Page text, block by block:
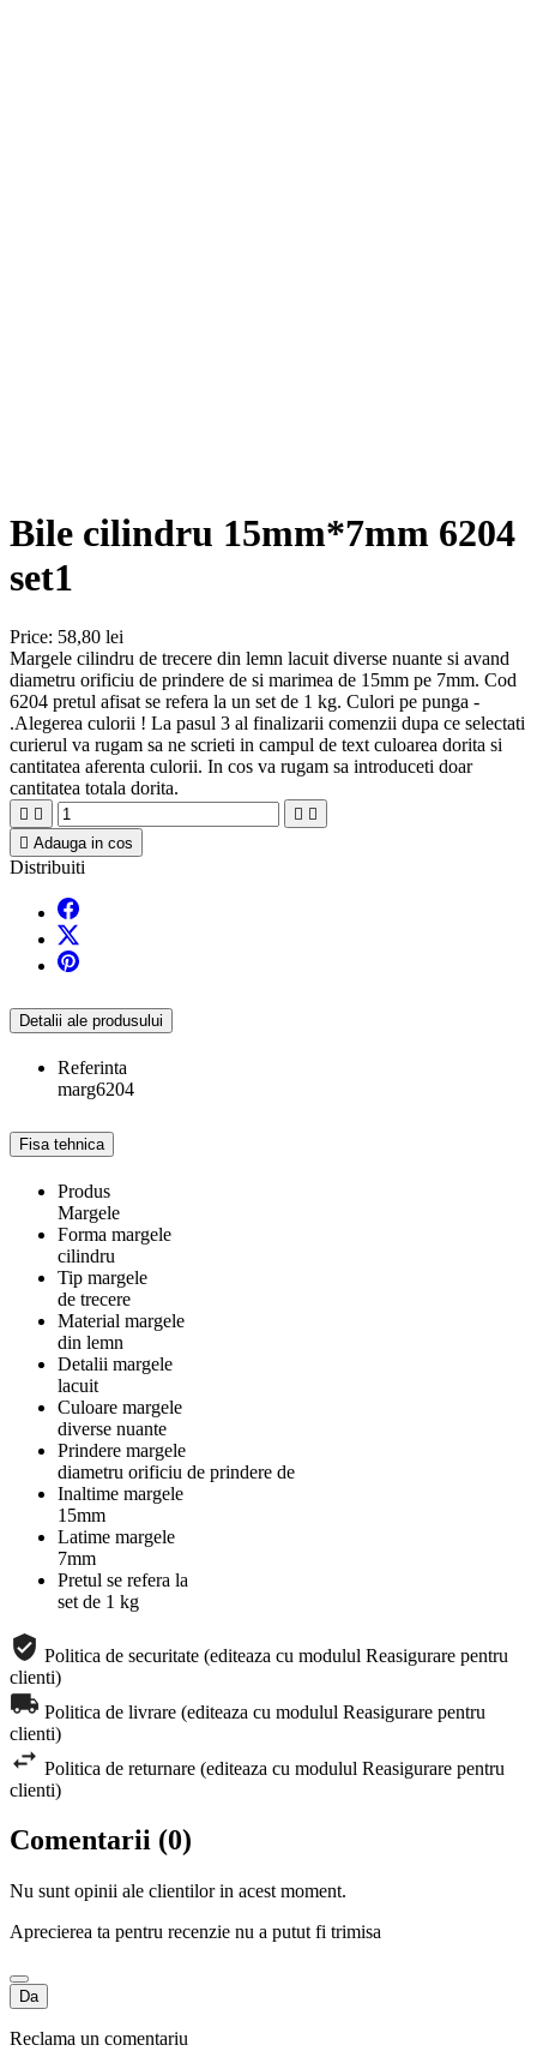
Bile cilindru 15mm*7mm 6204
set1
Price: 58,80 lei
Margele cilindru de trecere din lemn lacuit diverse nuante si avand
diametru orificiu de prindere de si marimea de 15mm pe 7mm. Cod
6204 pretul afisat se refera la un set de 1 kg. Culori pe punga -
.Alegerea culorii ! La pasul 3 al finalizarii comenzii dupa ce selectati
curierul va rugam sa ne scrieti in campul de text culoarea dorita si
cantitatea aferenta culorii. In cos va rugam sa introduceti doar
cantitatea totala dorita.
   
 Adauga in cos
Distribuiti
Detalii ale produsului
Referinta
marg6204
Fisa tehnica
Produs
Margele
Forma margele
cilindru
Tip margele
de trecere
Material margele
din lemn
Detalii margele
lacuit
Culoare margele
diverse nuante
Prindere margele
diametru orificiu de prindere de
Inaltime margele
15mm
Latime margele
7mm
Pretul se refera la
set de 1 kg
Politica de securitate (editeaza cu modulul Reasigurare pentru
clienti)
Politica de livrare (editeaza cu modulul Reasigurare pentru
clienti)
Politica de returnare (editeaza cu modulul Reasigurare pentru
clienti)
Comentarii (0)
Nu sunt opinii ale clientilor in acest moment.
Aprecierea ta pentru recenzie nu a putut fi trimisa
Da
Reclama un comentariu